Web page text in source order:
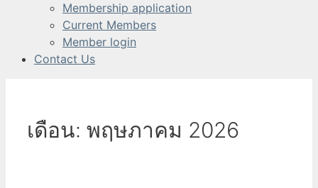
Membership application
Current Members
Member login
Contact Us
เดือน: พฤษภาคม 2026